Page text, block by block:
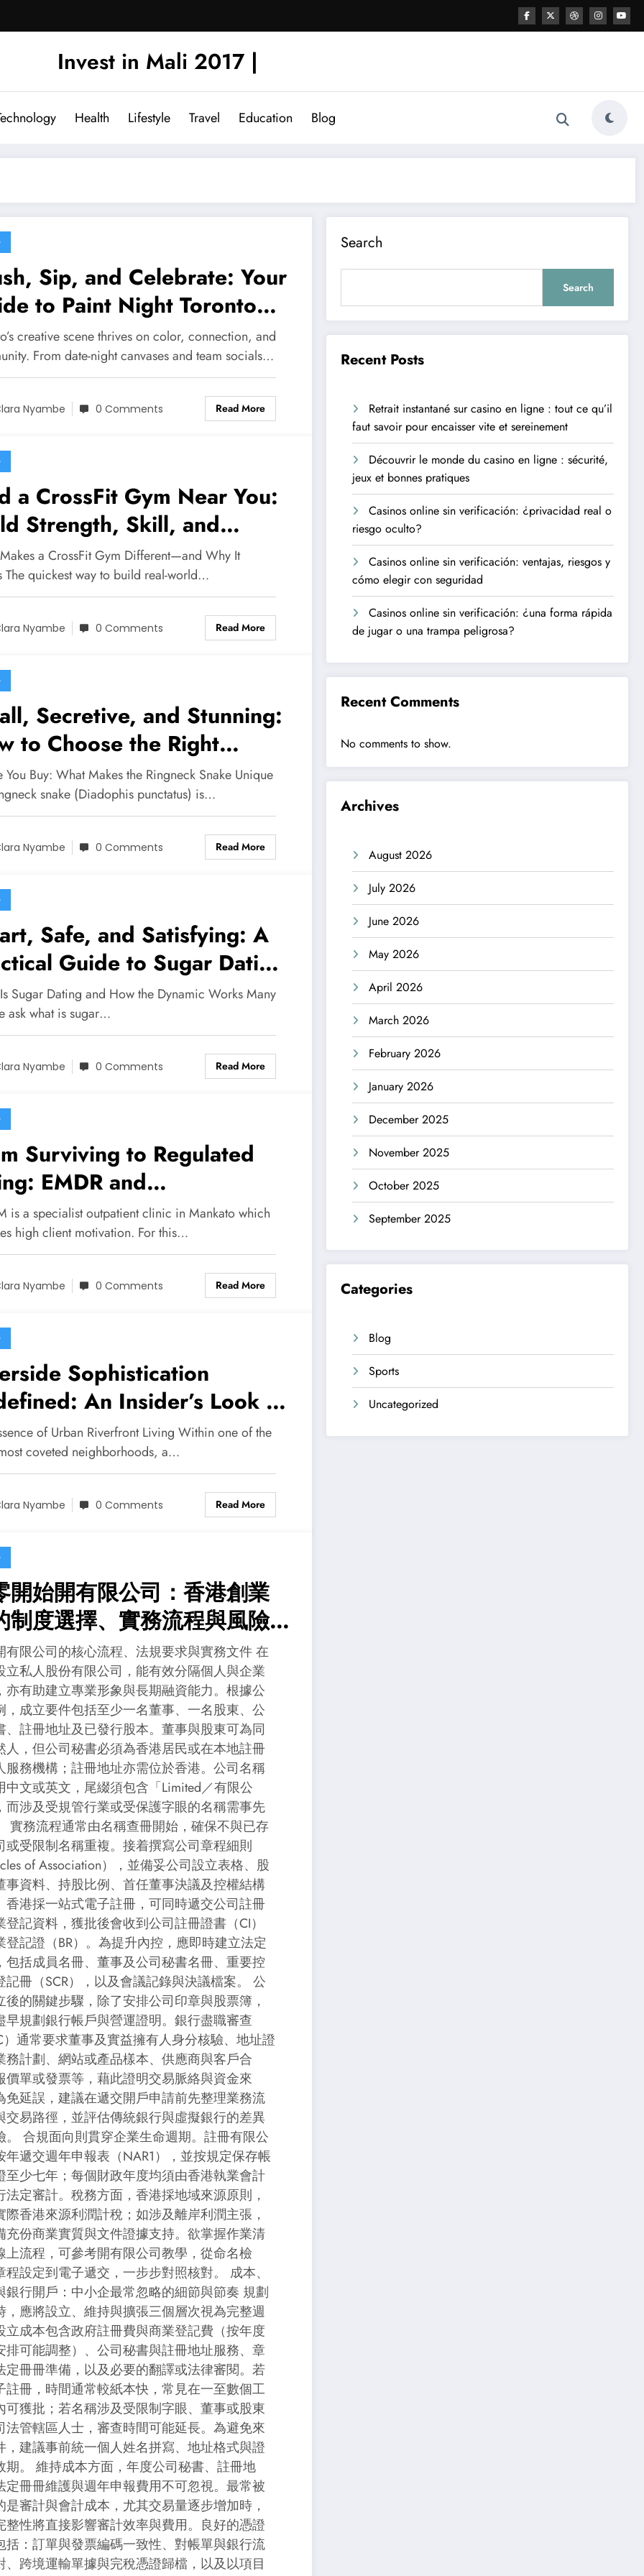
Invest in Mali 2017 |
Health Lifestyle Travel Education Blog
Sip, and Celebrate: Your
to Paint Night Toronto
Kids Art Parties
creative scene thrives on color, connection, and
From date-night canvases and team socials…
Nyambe 0 Comments Read More
a CrossFit Gym Near You:
Strength, Skill, and
That Lasts
a CrossFit Gym Different—and Why It
The quickest way to build real-world…
Nyambe 0 Comments Read More
Secretive, and Stunning:
to Choose the Right
Snake for Sale
You Buy: What Makes the Ringneck Snake Unique
snake (Diadophis punctatus) is…
Nyambe 0 Comments Read More
Safe, and Satisfying: A
Guide to Sugar Dating
Sugar Dating and How the Dynamic Works Many
ask what is sugar…
Nyambe 0 Comments Read More
Surviving to Regulated
EMDR and
Therapy for
and Depression in
is a specialist outpatient clinic in Mankato which
high client motivation. For this…
Nyambe 0 Comments Read More
Sophistication
An Insider’s Look at
City-Fringe Living
of Urban Riverfront Living Within one of the
coveted neighborhoods, a…
Nyambe 0 Comments Read More
開始開有限公司：香港創業
制度選擇、實務流程與風險
有限公司的核心流程、法規要求與實務文件 在
立私人股份有限公司，能有效分隔個人與企業
亦有助建立專業形象與長期融資能力。根據公
，成立要件包括至少一名董事、一名股東、公
、註冊地址及已發行股本。董事與股東可為同
人，但公司秘書必須為香港居民或在本地註冊
服務機構；註冊地址亦需位於香港。公司名稱
中文或英文，尾綴須包含「Limited／有限公
而涉及受規管行業或受保護字眼的名稱需事先
實務流程通常由名稱查冊開始，確保不與已存
或受限制名稱重複。接着撰寫公司章程細則
of Association），並備妥公司設立表格、股
事資料、持股比例、首任董事決議及控權結構
香港採一站式電子註冊，可同時遞交公司註冊
登記資料，獲批後會收到公司註冊證書（CI）
登記證（BR）。為提升內控，應即時建立法定
包括成員名冊、董事及公司秘書名冊、重要控
記冊（SCR），以及會議記錄與決議檔案。 公
後的關鍵步驟，除了安排公司印章與股票簿，
早規劃銀行帳戶與營運證明。銀行盡職審查
）通常要求董事及實益擁有人身分核驗、地址證
務計劃、網站或產品樣本、供應商與客戶合
價單或發票等，藉此證明交易脈絡與資金來
免延誤，建議在遞交開戶申請前先整理業務流
交易路徑，並評估傳統銀行與虛擬銀行的差異
。 合規面向則貫穿企業生命週期。註冊有限公
年遞交週年申報表（NAR1），並按規定保存帳
至少七年；每個財政年度均須由香港執業會計
法定審計。稅務方面，香港採地域來源原則，
際香港來源利潤計稅；如涉及離岸利潤主張，
充份商業實質與文件證據支持。欲掌握作業清
上流程，可參考開有限公司教學，從命名檢
程設定到電子遞交，一步步對照核對。 成本、
銀行開戶：中小企最常忽略的細節與節奏 規劃
，應將設立、維持與擴張三個層次視為完整週
立成本包含政府註冊費與商業登記費（按年度
排可能調整）、公司秘書與註冊地址服務、章
定冊冊準備，以及必要的翻譯或法律審閱。若
註冊，時間通常較紙本快，常見在一至數個工
可獲批；若名稱涉及受限制字眼、董事或股東
法管轄區人士，審查時間可能延長。為避免來
，建議事前統一個人姓名拼寫、地址格式與證
期。 維持成本方面，年度公司秘書、註冊地
定冊冊維護與週年申報費用不可忽視。最常被
是審計與會計成本，尤其交易量逐步增加時，
整性將直接影響審計效率與費用。良好的憑證
括：訂單與發票編碼一致性、對帳單與銀行流
、跨境運輸單據與完稅憑證歸檔，以及以項目
Search
Search
Recent Posts
Retrait instantané sur casino en ligne : tout ce qu’il
faut savoir pour encaisser vite et sereinement
Découvrir le monde du casino en ligne : sécurité,
jeux et bonnes pratiques
Casinos online sin verificación: ¿privacidad real o
riesgo oculto?
Casinos online sin verificación: ventajas, riesgos y
cómo elegir con seguridad
Casinos online sin verificación: ¿una forma rápida
de jugar o una trampa peligrosa?
Recent Comments
No comments to show.
Archives
August 2026
July 2026
June 2026
May 2026
April 2026
March 2026
February 2026
January 2026
December 2025
November 2025
October 2025
September 2025
Categories
Blog
Sports
Uncategorized